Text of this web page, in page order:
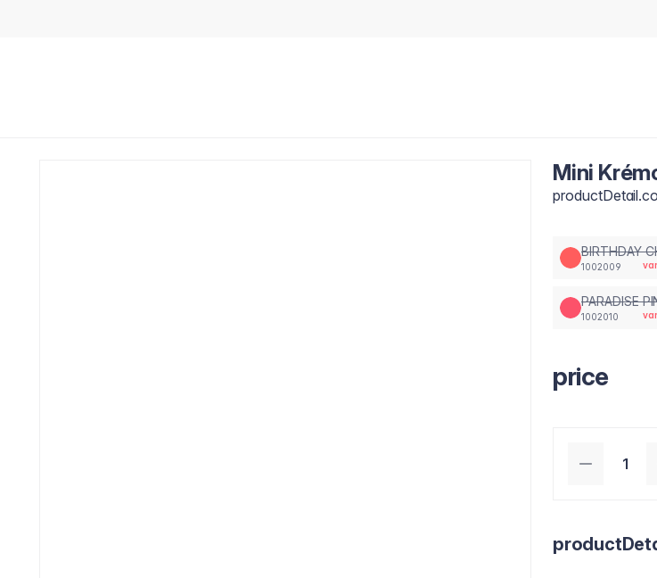
Mini
BIRTHDAY
1002009
PARADISE
1002010
price